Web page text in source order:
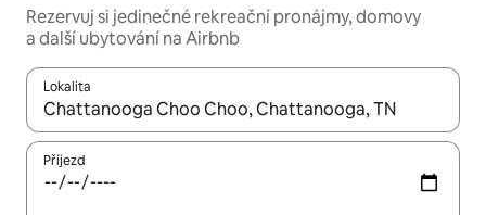
Rezervuj si jedinečné rekreační pronájmy, domovy
a další ubytování na Airbnb
Lokalita
Až budou výsledky k dispozici, můžeš si je procházet pomocí
Příjezd